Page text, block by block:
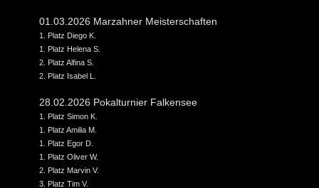
01.03.2026 Marzahner Meisterschaften
1. Platz Diego K.
1. Platz Helena S.
2. Platz Alfina S.
2. Platz Isabel L.
28.02.2026 Pokalturnier Falkensee
1. Platz Simon K.
1. Platz Amilia M.
1. Platz Egor D.
1. Platz Oliver W.
2. Platz Marvin V.
3. Platz Tim V.